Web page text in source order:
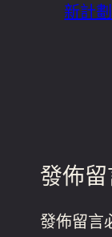
新計劃
發佈
發佈留言